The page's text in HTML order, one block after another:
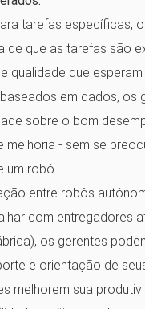
tarefas específicas,
de que as tarefas são
qualidade que esperam
em dados, os
sobre o bom
melhoria - sem se
um robô
entre robôs
com entregadores
os gerentes
e orientação de
melhorem sua